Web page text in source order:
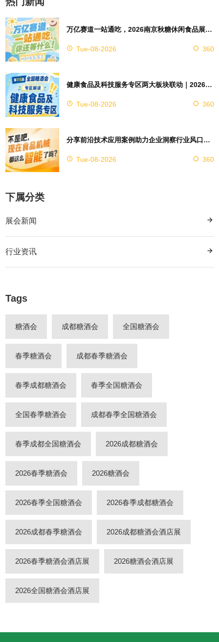
万亿赛道一站通吃，2026南京秋糖休闲食品展区4万㎡超大展馆等你来占位
Tue-08-2026 360
健康食品及科技服务专区两大板块联动｜2026南京秋糖实现双向赋能助力企业对接技术资源
Tue-08-2026 360
分享前沿技术应用案例助力企业洞察行业风口，2026南京秋糖9号馆赋能创新
Tue-08-2026 360
下属分类
展会新闻
行业资讯
Tags
糖酒会 成都糖酒会 全国糖酒会
春季糖酒会 成都春季糖酒会
春季成都糖酒会 春季全国糖酒会
全国春季糖酒会 成都春季全国糖酒会
春季成都全国糖酒会 2026成都糖酒会
2026春季糖酒会 2026糖酒会
2026春季全国糖酒会 2026春季成都糖酒会
2026成都春季糖酒会 2026成都糖酒会酒店展
2026春季糖酒会酒店展 2026糖酒会酒店展
2026全国糖酒会酒店展